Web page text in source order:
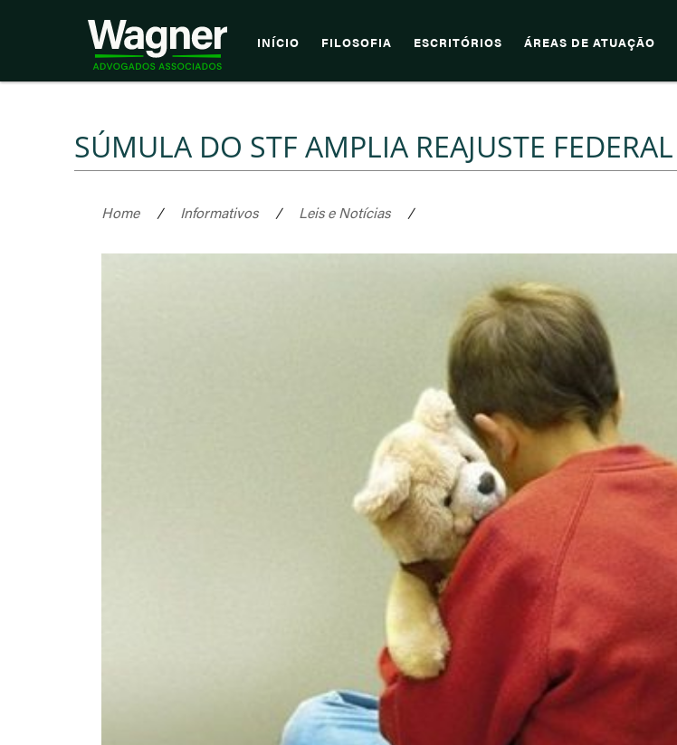
INÍCIO FILOSOFIA ESCRITÓRIOS ÁREAS DE ATUAÇÃO
SÚMULA DO STF AMPLIA REAJUSTE
Home / Informativos / Leis e Notícias /